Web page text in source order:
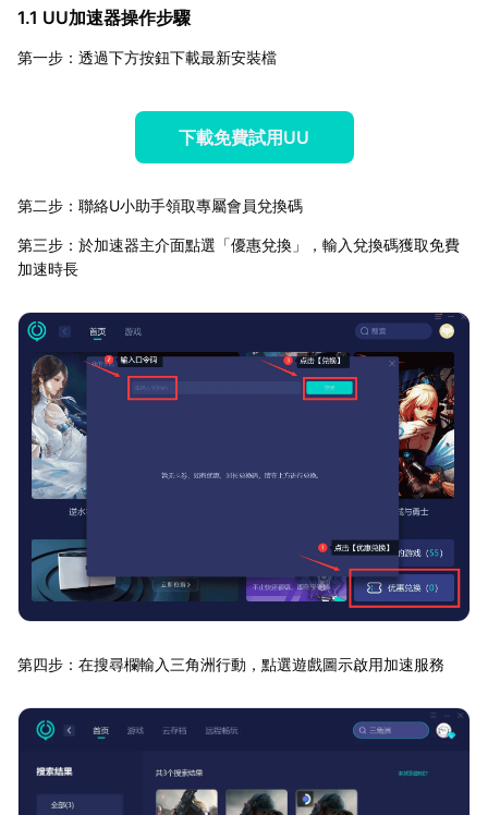
1.1 UU加速器操作步驟
第一步：透過下方按鈕下載最新安裝檔
下載免費試用UU
第二步：聯絡U小助手領取專屬會員兌換碼
第三步：於加速器主介面點選「優惠兌換」，輸入兌換碼獲取免費
加速時長
第四步：在搜尋欄輸入三角洲行動，點選遊戲圖示啟用加速服務